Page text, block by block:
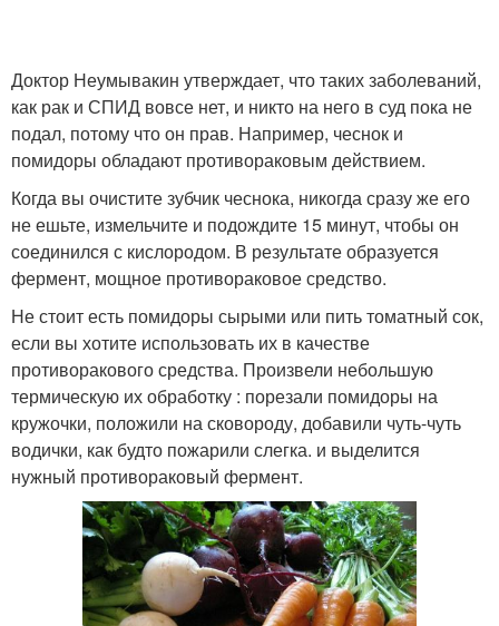
Доктор Неумывакин утверждает, что таких заболеваний,
как рак и СПИД вовсе нет, и никто на него в суд пока не
подал, потому что он прав. Например, чеснок и
помидоры обладают противораковым действием.
Когда вы очистите зубчик чеснока, никогда сразу же его
не ешьте, измельчите и подождите 15 минут, чтобы он
соединился с кислородом. В результате образуется
фермент, мощное противораковое средство.
Не стоит есть помидоры сырыми или пить томатный сок,
если вы хотите использовать их в качестве
противоракового средства. Произвели небольшую
термическую их обработку : порезали помидоры на
кружочки, положили на сковороду, добавили чуть-чуть
водички, как будто пожарили слегка. и выделится
нужный противораковый фермент.